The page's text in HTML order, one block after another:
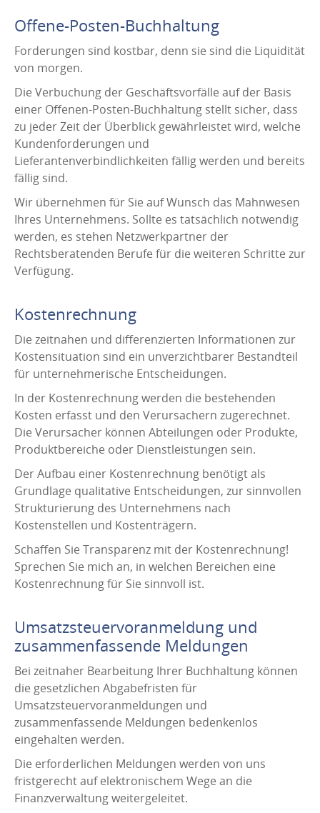
Offene-Posten-Buchhaltung
Forderungen sind kostbar, denn sie sind die Liquidität
von morgen.
Die Verbuchung der Geschäftsvorfälle auf der Basis
einer Offenen-Posten-Buchhaltung stellt sicher, dass
zu jeder Zeit der Überblick gewährleistet wird, welche
Kundenforderungen und
Lieferantenverbindlichkeiten fällig werden und bereits
fällig sind.
Wir übernehmen für Sie auf Wunsch das Mahnwesen
Ihres Unternehmens. Sollte es tatsächlich notwendig
werden, es stehen Netzwerkpartner der
Rechtsberatenden Berufe für die weiteren Schritte zur
Verfügung.
Kostenrechnung
Die zeitnahen und differenzierten Informationen zur
Kostensituation sind ein unverzichtbarer Bestandteil
für unternehmerische Entscheidungen.
In der Kostenrechnung werden die bestehenden
Kosten erfasst und den Verursachern zugerechnet.
Die Verursacher können Abteilungen oder Produkte,
Produktbereiche oder Dienstleistungen sein.
Der Aufbau einer Kostenrechnung benötigt als
Grundlage qualitative Entscheidungen, zur sinnvollen
Strukturierung des Unternehmens nach
Kostenstellen und Kostenträgern.
Schaffen Sie Transparenz mit der Kostenrechnung!
Sprechen Sie mich an, in welchen Bereichen eine
Kostenrechnung für Sie sinnvoll ist.
Umsatzsteuervoranmeldung und
zusammenfassende Meldungen
Bei zeitnaher Bearbeitung Ihrer Buchhaltung können
die gesetzlichen Abgabefristen für
Umsatzsteuervoranmeldungen und
zusammenfassende Meldungen bedenkenlos
eingehalten werden.
Die erforderlichen Meldungen werden von uns
fristgerecht auf elektronischem Wege an die
Finanzverwaltung weitergeleitet.